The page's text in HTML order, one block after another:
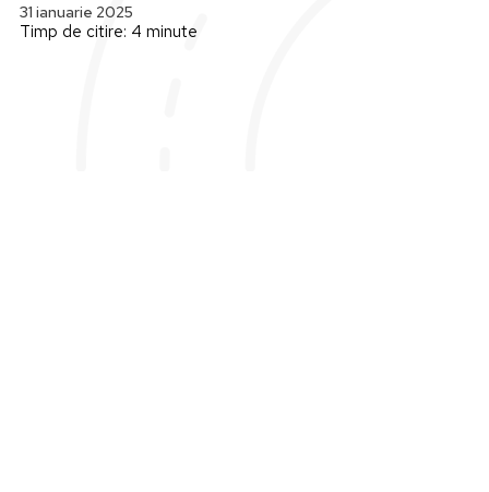
31 ianuarie 2025
Timp de citire: 4 minute